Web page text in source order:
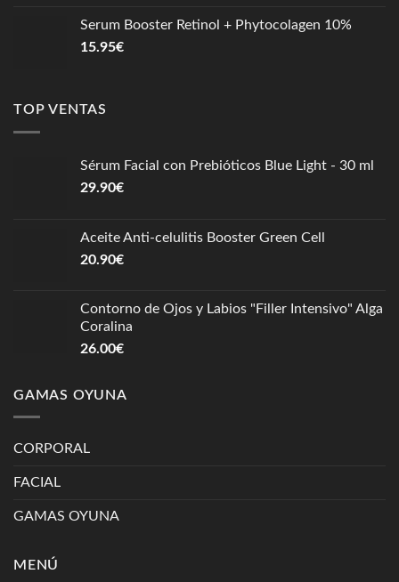
Serum Booster Retinol + Phytocolagen 10%
15.95€
TOP VENTAS
Sérum Facial con Prebióticos Blue Light - 30 ml
29.90€
Aceite Anti-celulitis Booster Green Cell
20.90€
Contorno de Ojos y Labios "Filler Intensivo" Alga
Coralina
26.00€
GAMAS OYUNA
CORPORAL
FACIAL
GAMAS OYUNA
MENÚ